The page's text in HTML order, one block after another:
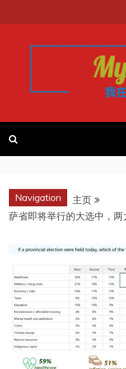
至
我的
Navigation
主页
萨省即将举行的大选中，